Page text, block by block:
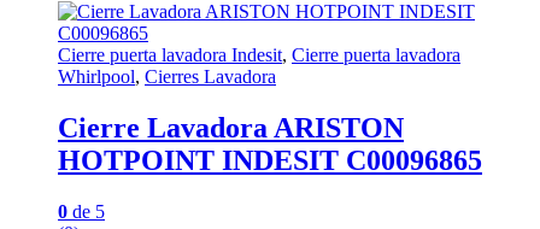
Cierre puerta lavadora Indesit, Cierre puerta lavadora
Whirlpool, Cierres Lavadora
Cierre Lavadora ARISTON
HOTPOINT INDESIT C00096865
0 de 5